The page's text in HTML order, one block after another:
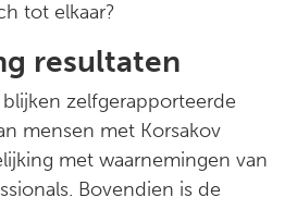
tot elkaar?
resultaten
zelfgerapporteerde
mensen met Korsakov
met waarnemingen van
Bovendien is de